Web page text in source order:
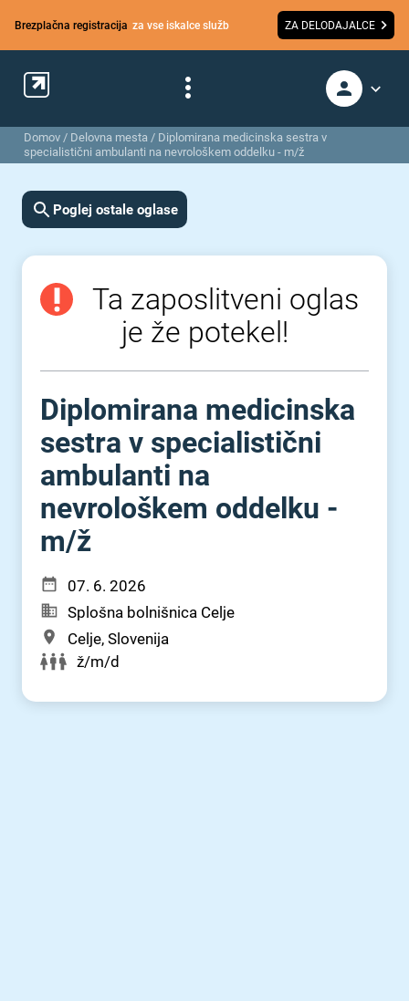
Brezplačna registracija za vse iskalce služb ZA DELODAJALCE
Domov / Delovna mesta / Diplomirana medicinska sestra v
specialistični ambulanti na nevrološkem oddelku - m/ž
Poglej ostale oglase
Ta zaposlitveni oglas
je že potekel!
Diplomirana medicinska
sestra v specialistični
ambulanti na
nevrološkem oddelku -
m⁠/⁠ž
07. 6. 2026
Splošna bolnišnica Celje
Celje, Slovenija
ž/m/d